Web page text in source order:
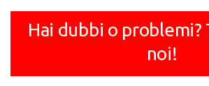
Hai dubbi o problemi?
noi!